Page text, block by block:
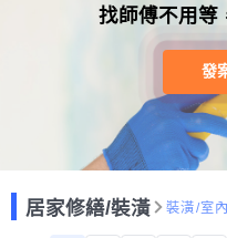
找師傅不用等
發
居家修繕/裝潢 裝潢/室